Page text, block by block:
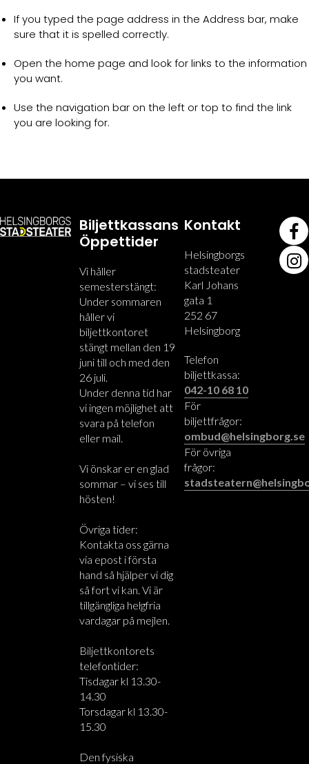
If you typed the page address in the Address bar, make
sure that it is spelled correctly.
Open the home page and look for links to the information
you want.
Use the navigation bar on the left or top to find the link
you are looking for.
Biljettkassans
Öppettider
Vi håller
semesterstängt:
Under sommaren
håller vi
biljettkontoret
stängt mellan den 19
juni till och med den
26 juli.
Under denna tid har
vi ingen möjlighet att
svara på telefon
eller mail.
Vi önskar er en glad
sommar – vi ses till
hösten!
Övriga tider:
Kontakta oss gärna
via epost i första
hand så hjälper vi dig
så fort vi kan. Vi är
tillgängliga helgfria
vardagar på mejlen.
Biljettkontorets
telefontider:
Tisdagar kl 13.30-
14.30
Torsdagar kl 13.30-
15.30
Den fysiska
Kontakt
Helsingborgs
stadsteater
Karl Johans
gata 1
252 67
Helsingborg
Telefon
biljettkassa:
042-10 68 10
För
biljettfrågor:
ombud@helsingborg.se
För övriga
frågor: